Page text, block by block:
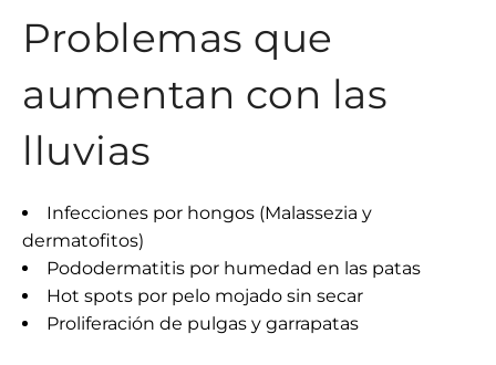
Problemas que
aumentan con las
lluvias
Infecciones por hongos (Malassezia y
dermatofitos)
Pododermatitis por humedad en las patas
Hot spots por pelo mojado sin secar
Proliferación de pulgas y garrapatas